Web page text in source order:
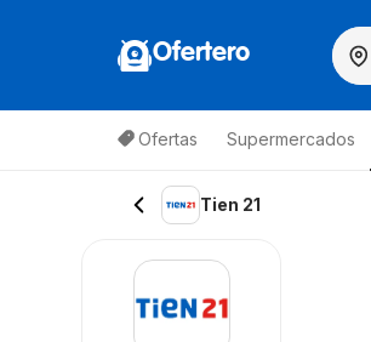
Ofertero
Ofertas Supermercados
Tien 21